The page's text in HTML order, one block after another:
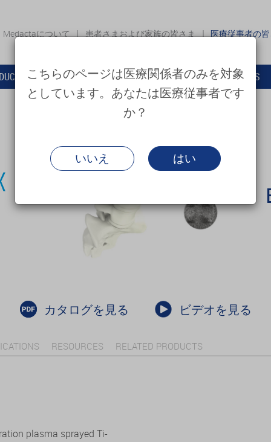
Medactaについて 患者さまおよび家族の皆さま 医療従事者の皆
サポート・その他のサービス NEWS
カタログを見る ビデオを見る
RESOURCES RELATED PRODUCTS
plasma sprayed Ti-
こちらのページは医療関係者のみを対象
としています。あなたは医療従事者です
か？
いいえ はい